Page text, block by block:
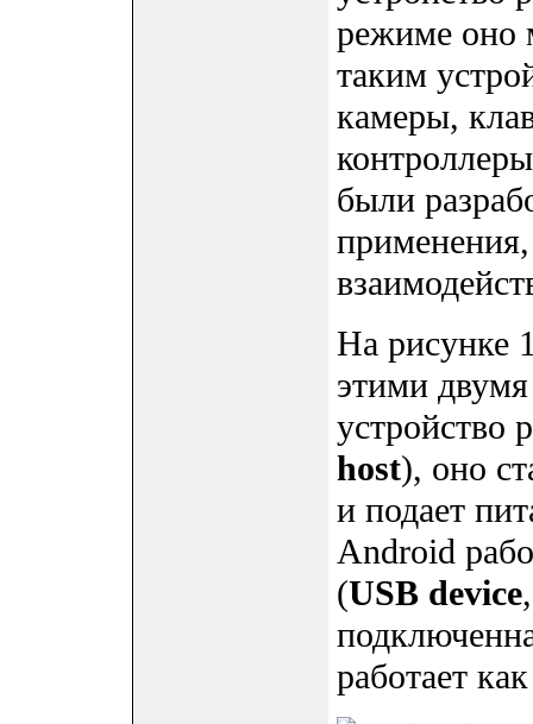
режиме оно
таким
камеры,
были
На рисунке
этими
устройство
host), оно
и подает
Android
(USB device
работает